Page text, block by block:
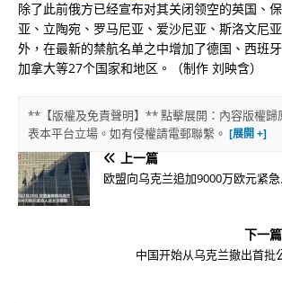
除了此前俄方已经宣布对其关闭领空的英国、
亚、立陶宛、罗马尼亚、爱沙尼亚、斯洛文尼
外，在最新的禁航名单之中增加了德国、西班
加拿大等27个国家和地区。（制作 刘映含）
**【版權及免責聲明】** 點擊展開：內容版權歸
表本平台立場。如有侵權請電郵聯繫。
上一篇
欧盟向乌克兰追加9000万欧元紧
下一篇
中国开始从乌克兰撤出首批